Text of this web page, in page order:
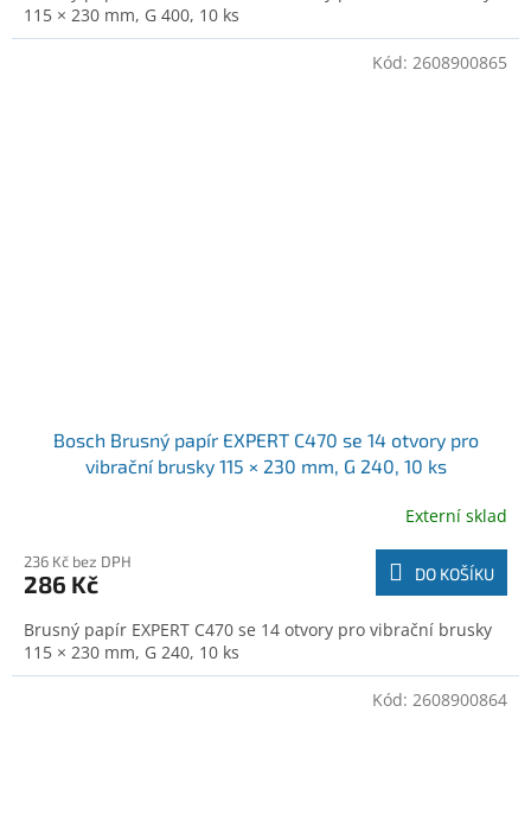
115 × 230 mm, G 400, 10 ks
Bosch Brusný papír EXPERT C470 se 14 otvory pro
vibrační brusky 115 × 230 mm, G 240, 10 ks
Externí sklad
236 Kč bez DPH
286 Kč DO KOŠÍKU
Brusný papír EXPERT C470 se 14 otvory pro vibrační brusky
115 × 230 mm, G 240, 10 ks
Kód: 2608900865
Kód: 2608900864